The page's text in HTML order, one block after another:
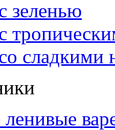
зеленью
сладкими